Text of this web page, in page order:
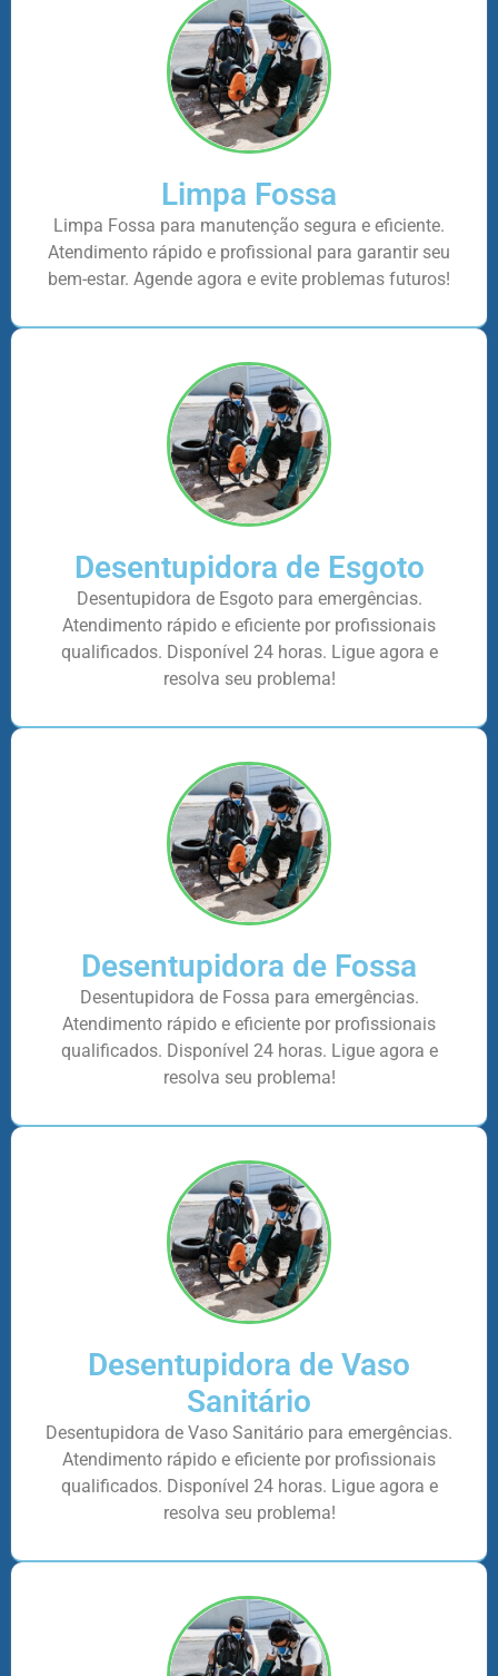
Limpa Fossa
Limpa Fossa para manutenção segura e eficiente.
Atendimento rápido e profissional para garantir seu
bem-estar. Agende agora e evite problemas futuros!
Desentupidora de Esgoto
Desentupidora de Esgoto para emergências.
Atendimento rápido e eficiente por profissionais
qualificados. Disponível 24 horas. Ligue agora e
resolva seu problema!
Desentupidora de Fossa
Desentupidora de Fossa para emergências.
Atendimento rápido e eficiente por profissionais
qualificados. Disponível 24 horas. Ligue agora e
resolva seu problema!
Desentupidora de Vaso
Sanitário
Desentupidora de Vaso Sanitário para emergências.
Atendimento rápido e eficiente por profissionais
qualificados. Disponível 24 horas. Ligue agora e
resolva seu problema!